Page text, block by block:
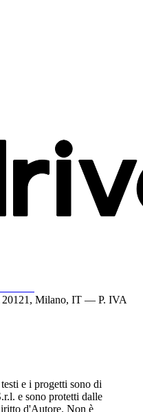
20121, Milano, IT — P. IVA
e i progetti sono di
e sono protetti dalle
d'Autore. Non è